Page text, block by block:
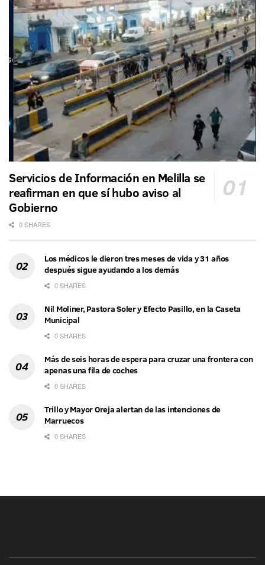
Servicios de Información en Melilla se
reafirman en que sí hubo aviso al
Gobierno
0 SHARES
Los médicos le dieron tres meses de vida y 31 años
después sigue ayudando a los demás
0 SHARES
Nil Moliner, Pastora Soler y Efecto Pasillo, en la Caseta
Municipal
0 SHARES
Más de seis horas de espera para cruzar una frontera con
apenas una fila de coches
0 SHARES
Trillo y Mayor Oreja alertan de las intenciones de
Marruecos
0 SHARES